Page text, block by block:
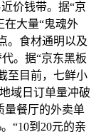
价钱带。据“京
在大量“鬼魂外
。食材通明以及
。据“京东黑板
至目前，七鲜小
域日订单量冲破
量餐厅的外卖单
“10到20元的亲